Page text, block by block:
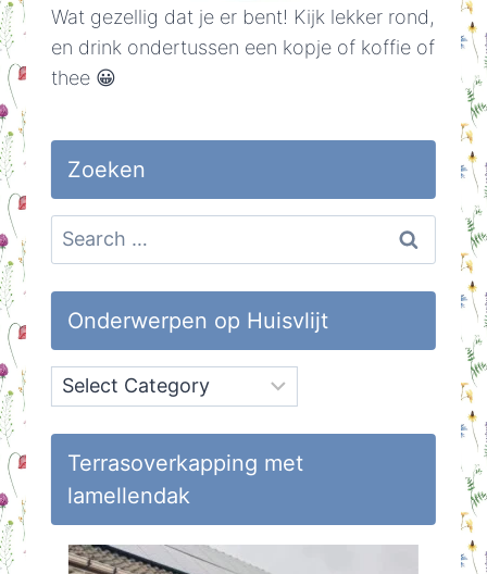
Wat gezellig dat je er bent! Kijk lekker rond,
en drink ondertussen een kopje of koffie of
thee 😀
Zoeken
Search
for:
Onderwerpen op Huisvlijt
Onderwerpen
op
Huisvlijt
Terrasoverkapping met
lamellendak